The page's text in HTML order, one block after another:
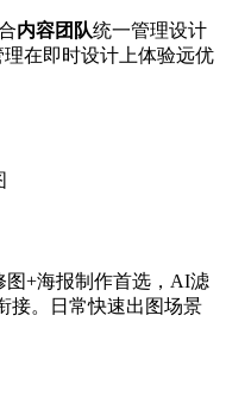
内容团队统一管理设计
在即时设计上体验远优
图+海报制作首选，AI滤
接。日常快速出图场景